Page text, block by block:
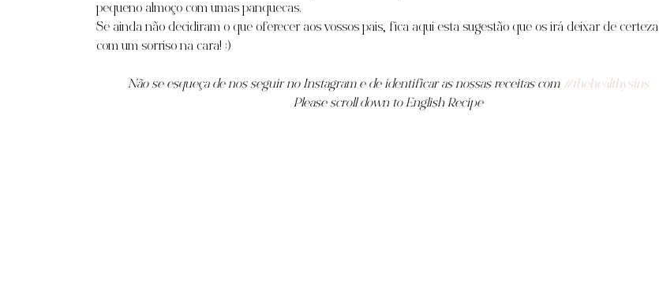
pequeno almoço com umas panquecas.
Se ainda não decidiram o que oferecer aos vossos pais, fica aqui esta sugestão que os irá deixar de certeza
com um sorriso na cara! :)
Não se esqueça de nos seguir no Instagram e de identificar as nossas receitas com #thehealthysins
Please scroll down to English Recipe